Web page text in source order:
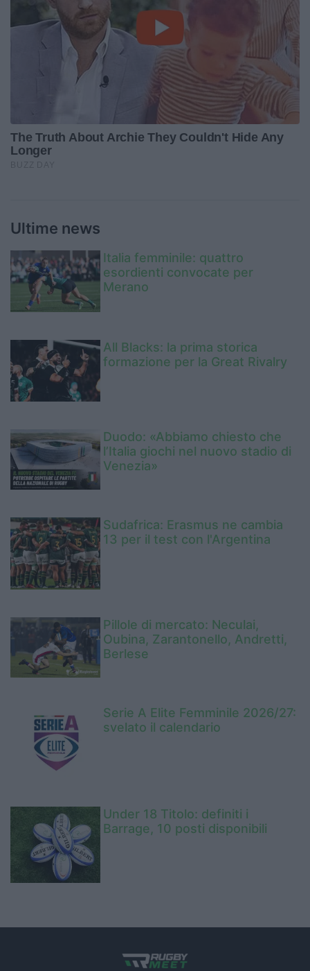
Ultime news
Italia femminile: quattro
esordienti convocate per
Merano
All Blacks: la prima storica
formazione per la Great Rivalry
Duodo: «Abbiamo chiesto che
l’Italia giochi nel nuovo stadio di
Venezia»
Sudafrica: Erasmus ne cambia
13 per il test con l'Argentina
Pillole di mercato: Neculai,
Oubina, Zarantonello, Andretti,
Berlese
Serie A Elite Femminile 2026/27:
svelato il calendario
Under 18 Titolo: definiti i
Barrage, 10 posti disponibili